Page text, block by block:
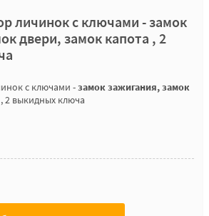
личинок с ключами - замок
двери, замок капота , 2
с ключами -замок зажигания, замок
, 2 выкидных ключа